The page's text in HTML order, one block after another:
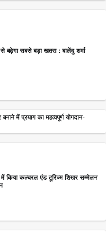
सबसे बड़ा खतरा : बालेंदु शर्मा
में प्रयाग का महत्वपूर्ण योगदान-
में किया कल्चरल एंड टूरिज्म शिखर सम्मेलन